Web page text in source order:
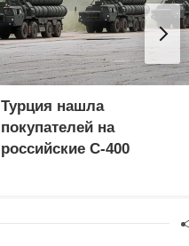
Турция нашла
покупателей на
российские C-400